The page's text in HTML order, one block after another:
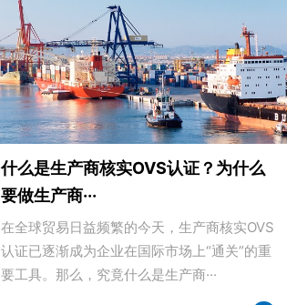
什么是生产商核实OVS认证？为什么
要做生产商···
在全球贸易日益频繁的今天，生产商核实OVS
认证已逐渐成为企业在国际市场上“通关”的重
要工具。那么，究竟什么是生产商···